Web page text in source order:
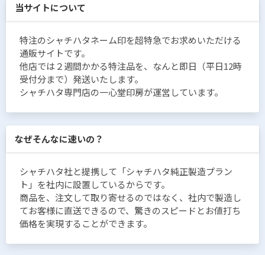
当サイトについて
特注のシャチハタネーム印を超特急でお求めいただける
通販サイトです。
他店では２週間かかる特注品を、なんと即日（平日12時
受付分まで）発送いたします。
シャチハタ専門店の一心堂印房が運営しています。
なぜそんなに速いの？
シャチハタ社と提携して「シャチハタ純正製造プラン
ト」を社内に設置しているからです。
商品を、注文して取り寄せるのではなく、社内で製造し
てお客様に直送できるので、驚きのスピードとお値打ち
価格を実現することができます。